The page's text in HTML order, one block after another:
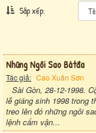
Sắp xếp:
Những Ngôi Sao Bátđa
Tác giả: Cao Xuân Sơn
Sài Gòn, 28-12-1998.
lễ giáng sinh 1998 trong
treo lên đó những ngôi
lệnh cấm vận...